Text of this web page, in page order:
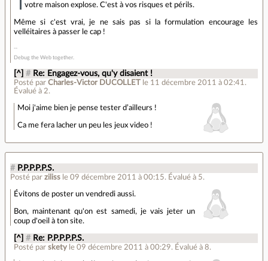
votre maison explose. C'est à vos risques et périls.
Même si c'est vrai, je ne sais pas si la formulation encourage les
velléitaires à passer le cap !
Debug the Web together.
[^] # Re: Engagez-vous, qu'y disaient !
Posté parCharles-Victor DUCOLLET le 11 décembre 2011 à 02:41 .
Évalué à 2.
Moi j'aime bien je pense tester d’ailleurs !
Ca me fera lacher un peu les jeux video !
# P.P.P.P.P.S.
Posté par ziliss le 09 décembre 2011 à 00:15. Évalué à 5.
Évitons de poster un vendredi aussi.
Bon, maintenant qu'on est samedi, je vais jeter un
coup d'oeil à ton site.
[^] # Re: P.P.P.P.P.S.
Posté parskety le 09 décembre 2011 à 00:29. Évalué à8.